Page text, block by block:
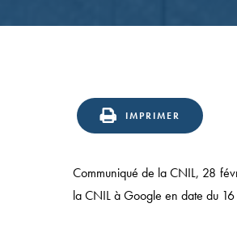
IMPRIMER
Communiqué de la CNIL, 28
la CNIL à Google en date du